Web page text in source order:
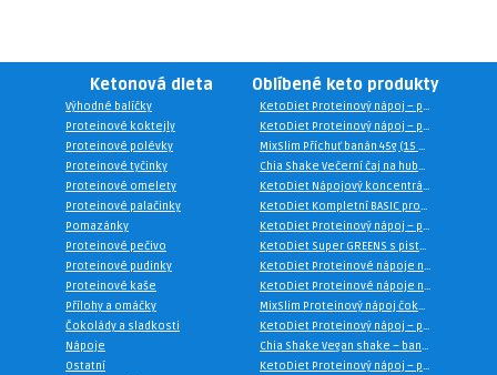
Ketonová dieta
Výhodné balíčky
Proteinové koktejly
Proteinové polévky
Proteinové tyčinky
Proteinové omelety
Proteinové palačinky
Pomazánky
Proteinové pečivo
Proteinové pudinky
Proteinové kaše
Přílohy a omáčky
Čokolády a sladkosti
Nápoje
Ostatní
Oblíbené keto produkty
KetoDiet Proteinový nápoj – příchuť broskev &amp; jogurt (7 porcí)
KetoDiet Proteinový nápoj – příchuť francouzská vanilka (7 porcí)
MixSlim Příchuť banán 45g (15 porcí)
Chia Shake Večerní čaj na hubnutí Teatox 100g – sypaný
KetoDiet Nápojový koncentrát – příchuť pink grep (500 ml)
KetoDiet Kompletní BASIC proteinové nápoje na 6 týdnů (1. + 2. + 3. krok)
KetoDiet Proteinový nápoj – příchuť čokoláda &amp; pistácie (7 porcí)
KetoDiet Super GREENS s pistáciovou příchutí – energie, imunita, detox (200 g – 30 dávek)
KetoDiet Proteinové nápoje na 2 týdny – BASIC 1. krok
KetoDiet Proteinové nápoje na 2 týdny – BASIC 2. krok
MixSlim Proteinový nápoj čokoláda 1000g (35 porcí)
KetoDiet Proteinový nápoj – příchuť vanilka (35 porcí)
Chia Shake Vegan shake – banán (15 jídel)
KetoDiet Proteinový nápoj – příchuť jahoda a banán (7 porcí)